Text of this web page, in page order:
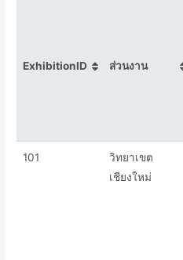
ExhibitionID ส่วนงาน
101
วิทยาเขต
เชียงใหม่